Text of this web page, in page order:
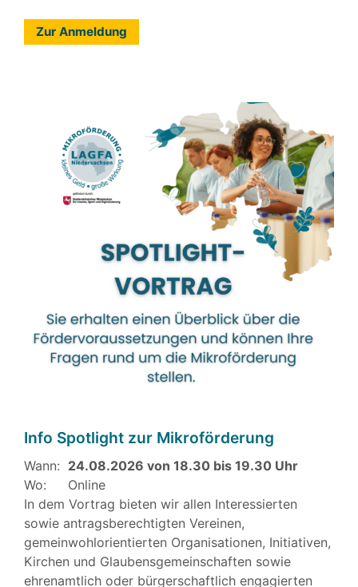
Zur Anmeldung
Info Spotlight zur Mikroförderung
Wann: 24.08.2026 von 18.30 bis 19.30 Uhr
Wo:
Online
In dem Vortrag bieten wir allen Interessierten
sowie antragsberechtigten Vereinen,
gemeinwohlorientierten Organisationen, Initiativen,
Kirchen und Glaubensgemeinschaften sowie
ehrenamtlich oder bürgerschaftlich engagierten